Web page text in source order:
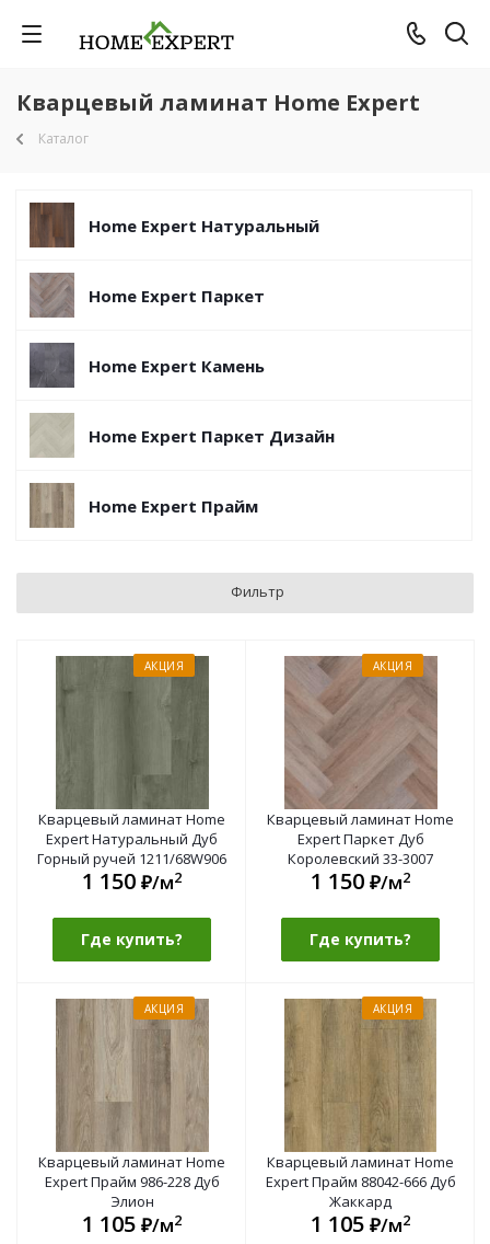
Кварцевый ламинат Home Expert
Каталог
Home Expert Натуральный
Home Expert Паркет
Home Expert Камень
Home Expert Паркет Дизайн
Home Expert Прайм
Фильтр
АКЦИЯ
Кварцевый ламинат Home
Expert Натуральный Дуб
Горный ручей 1211/68W906
1 150 ₽/м2
Где купить?
АКЦИЯ
Кварцевый ламинат Home
Expert Паркет Дуб
Королевский 33-3007
1 150 ₽/м2
Где купить?
АКЦИЯ
Кварцевый ламинат Home
Expert Прайм 986-228 Дуб
Элион
1 105 ₽/м2
АКЦИЯ
Кварцевый ламинат Home
Expert Прайм 88042-666 Дуб
Жаккард
1 105 ₽/м2